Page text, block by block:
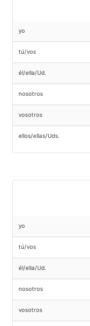
yo
tú/vos
él/ella/Ud.
nosotros
vosotros
ellos/ellas/Uds.
yo
tú/vos
él/ella/Ud.
nosotros
vosotros